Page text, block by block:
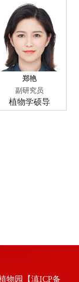
郑艳
副研究员
植物学硕导
物园【滇ICP备